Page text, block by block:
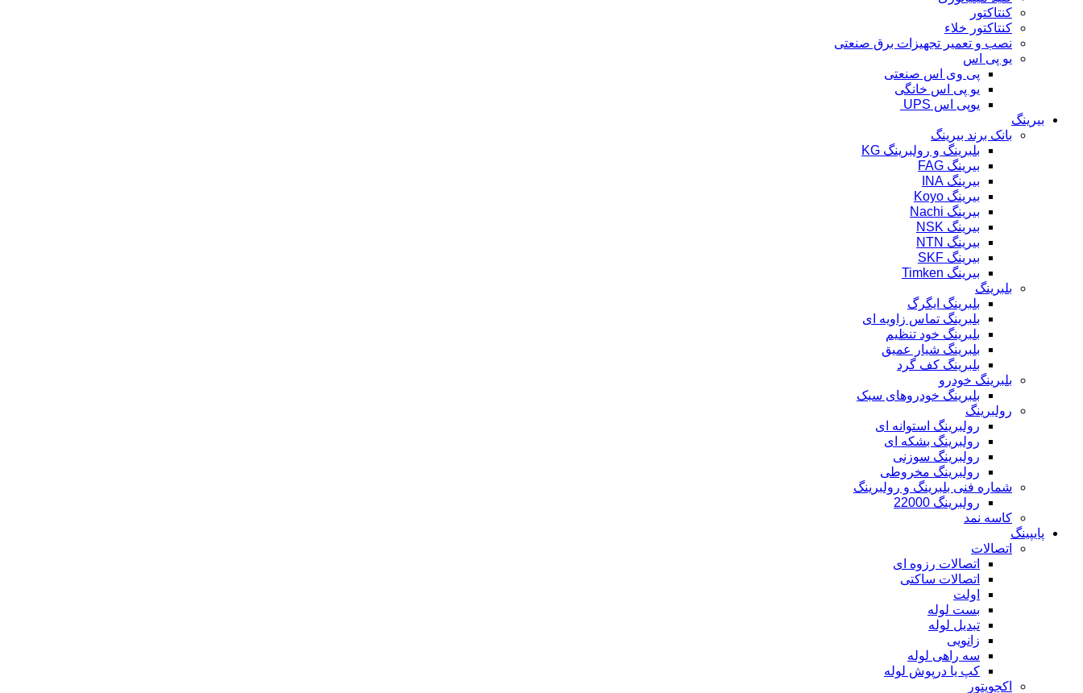
کنتاکتور
کنتاکتور خلاء
نصب و تعمیر تجهیزات برق صنعتی
یو پی اس
پی وی اس صنعتی
یو پی اس خانگی
یوپی اس UPS
بیرینگ
بانک برند بیرینگ
بلبرینگ و رولبرینگ KG
بیرینگ FAG
بیرینگ INA
بیرینگ Koyo
بیرینگ Nachi
بیرینگ NSK
بیرینگ NTN
بیرینگ SKF
بیرینگ Timken
بلبرینگ
بلبرینگ ایگرگ
بلبرینگ تماس زاویه ای
بلبرینگ خود تنظیم
بلبرینگ شیار عمیق
بلبرینگ کف گرد
بلبرینگ خودرو
بلبرینگ خودروهای سبک
رولبرینگ
رولبرینگ استوانه ای
رولبرینگ بشکه ای
رولبرینگ سوزنی
رولبرینگ مخروطی
شماره فنی بلبرینگ و رولبرینگ
رولبرینگ 22000
کاسه نمد
پایپینگ
اتصالات
اتصالات رزوه ای
اتصالات ساکتی
اولت
بست لوله
تبدیل لوله
زانویی
سه راهی لوله
کپ یا درپوش لوله
اکچویتور